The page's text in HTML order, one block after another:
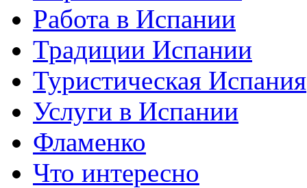
Работа в Испании
Традиции Испании
Туристическая Испания
Услуги в Испании
Фламенко
Что интересно